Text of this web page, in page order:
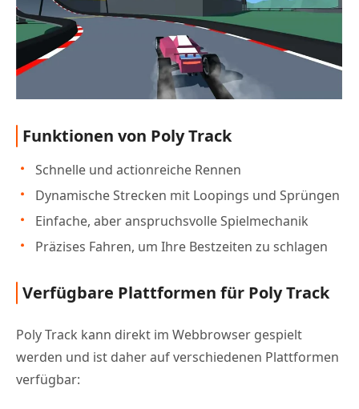
Funktionen von Poly Track
Schnelle und actionreiche Rennen
Dynamische Strecken mit Loopings und Sprüngen
Einfache, aber anspruchsvolle Spielmechanik
Präzises Fahren, um Ihre Bestzeiten zu schlagen
Verfügbare Plattformen für Poly Track
Poly Track kann direkt im Webbrowser gespielt
werden und ist daher auf verschiedenen Plattformen
verfügbar: